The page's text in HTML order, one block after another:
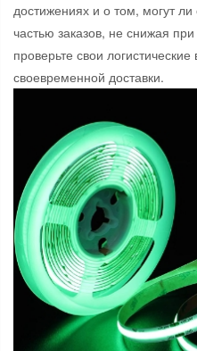
достижениях и о том, могут
частью заказов, не снижая
проверьте свои
своевременной доставки.